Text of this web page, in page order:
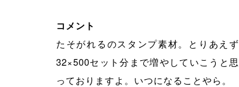
コメント
たそがれるのスタンプ素材。とりあえず
32×500セット分まで増やしていこうと思
っておりますよ。いつになることやら。